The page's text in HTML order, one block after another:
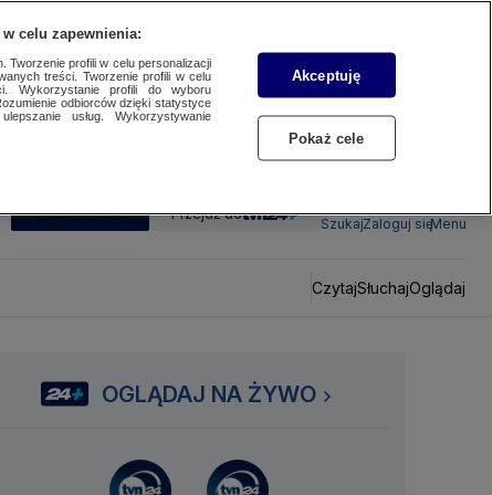
SUBSKRYBUJ Przejdź do
SzukajZaloguj sięMenu
CzytajSłuchajOglądaj
OGLĄDAJ NA ŻYWO
celu zapewnienia:
Tworzenie profili w celu personalizacji
treści. Tworzenie profili w celu
Wykorzystanie profili do wyboru
odbiorców dzięki statystyce
usług. Wykorzystywanie
Akceptuję
Pokaż cele